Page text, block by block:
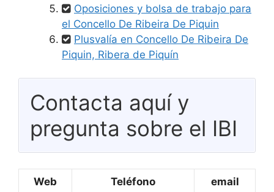
Oposiciones y bolsa de trabajo para
el Concello De Ribeira De Piquin
Plusvalía en Concello De Ribeira De
Piquin, Ribera de Piquín
Contacta aquí y
pregunta sobre el IBI
Web Teléfono email